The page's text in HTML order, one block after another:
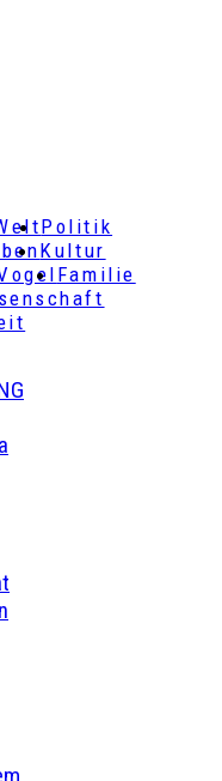
Politik
Kultur
Familie